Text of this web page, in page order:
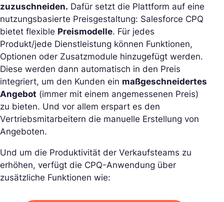
zuzuschneiden. Dafür setzt die Plattform auf eine
nutzungsbasierte Preisgestaltung: Salesforce CPQ
bietet flexible Preismodelle. Für jedes
Produkt/jede Dienstleistung können Funktionen,
Optionen oder Zusatzmodule hinzugefügt werden.
Diese werden dann automatisch in den Preis
integriert, um den Kunden ein maßgeschneidertes
Angebot (immer mit einem angemessenen Preis)
zu bieten. Und vor allem erspart es den
Vertriebsmitarbeitern die manuelle Erstellung von
Angeboten.
Und um die Produktivität der Verkaufsteams zu
erhöhen, verfügt die CPQ-Anwendung über
zusätzliche Funktionen wie: